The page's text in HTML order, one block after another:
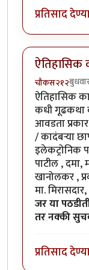
प्रतिसाद
ऐतिहासिक
चौकस२१२
ऐतिहासिक
कधी गूढकथा
आवडता
/ कादंबऱ्या
इलेकट्रोनिक
पाटील ,
खानोलकर ,
मा.
जर या
तर नक्की
प्रतिसाद